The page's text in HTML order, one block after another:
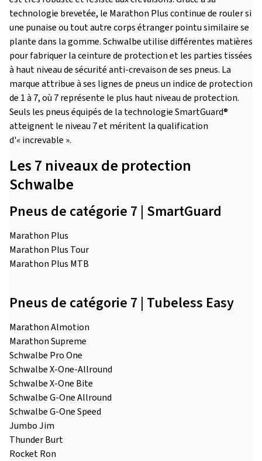
technologie brevetée, le Marathon Plus continue de rouler si
une punaise ou tout autre corps étranger pointu similaire se
plante dans la gomme. Schwalbe utilise différentes matières
pour fabriquer la ceinture de protection et les parties tissées
à haut niveau de sécurité anti-crevaison de ses pneus. La
marque attribue à ses lignes de pneus un indice de protection
de 1 à 7, où 7 représente le plus haut niveau de protection.
Seuls les pneus équipés de la technologie SmartGuard®
atteignent le niveau 7 et méritent la qualification
d'« increvable ».
Les 7 niveaux de protection
Schwalbe
Pneus de catégorie 7 | SmartGuard
Marathon Plus
Marathon Plus Tour
Marathon Plus MTB
Pneus de catégorie 7 | Tubeless Easy
Marathon Almotion
Marathon Supreme
Schwalbe Pro One
Schwalbe X-One-Allround
Schwalbe X-One Bite
Schwalbe G-One Allround
Schwalbe G-One Speed
Jumbo Jim
Thunder Burt
Rocket Ron